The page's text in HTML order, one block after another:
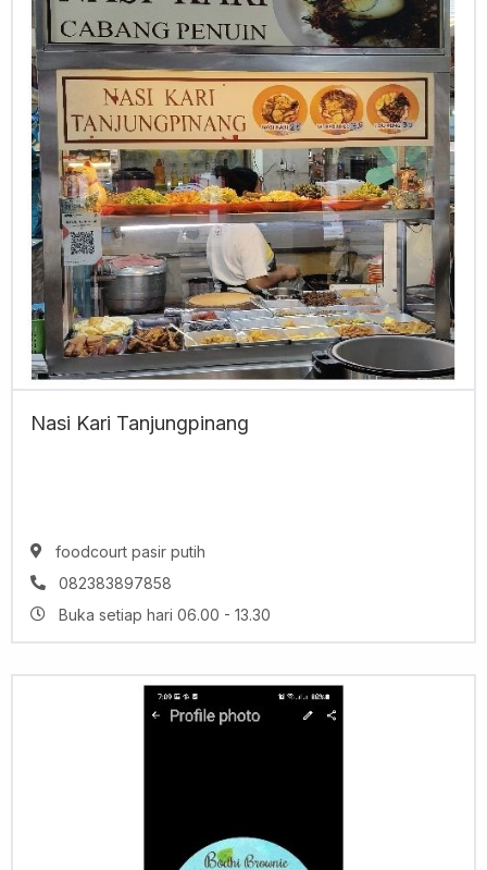
Nasi Kari Tanjungpinang
foodcourt pasir putih
082383897858
Buka setiap hari 06.00 - 13.30